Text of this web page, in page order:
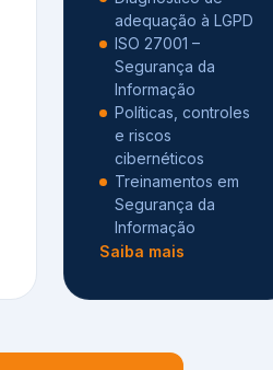
adequação à LGPD
ISO 27001 –
Segurança da
Informação
Políticas, controles
e riscos
cibernéticos
Treinamentos em
Segurança da
Informação
Saiba mais